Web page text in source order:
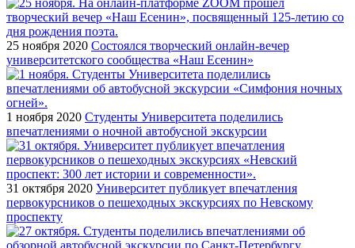
25 ноября 2020 Состоялся творческий онлайн-вечер
университетского сообщества «Наш Есенин»
1 ноября 2020 Студенты Университета поделились
впечатлениями о ночной автобусной экскурсии
31 октября 2020 Университет публикует впечатления
первокурсников о пешеходных экскурсиях по Невскому
проспекту